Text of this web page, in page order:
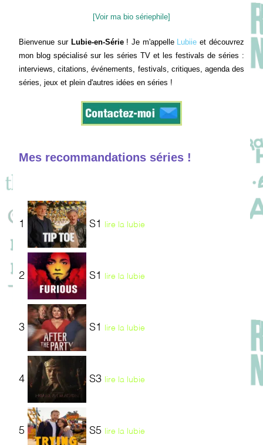
[Voir ma bio sériephile]
Bienvenue sur Lubie-en-Série! Je m'appelle Lubiie et découvrez
mon blog spécialisé sur les séries TV et les festivals de séries :
interviews, citations, événements, festivals, critiques, agenda des
séries, jeux et plein d'autres idées en séries !
Mes recommandations séries !
1 S1 lire la lubie
2 S1 lire la lubie
3 S1 lire la lubie
4 S3 lire la lubie
5 S5 lire la lubie